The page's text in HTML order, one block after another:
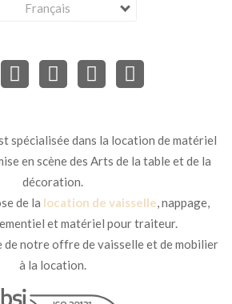
Français
spécialisée dans la location de matériel
en scène des Arts de la table et de la
décoration.
de la location de vaisselle, nappage,
et matériel pour traiteur.
de notre offre de vaisselle et de mobilier
à la location.